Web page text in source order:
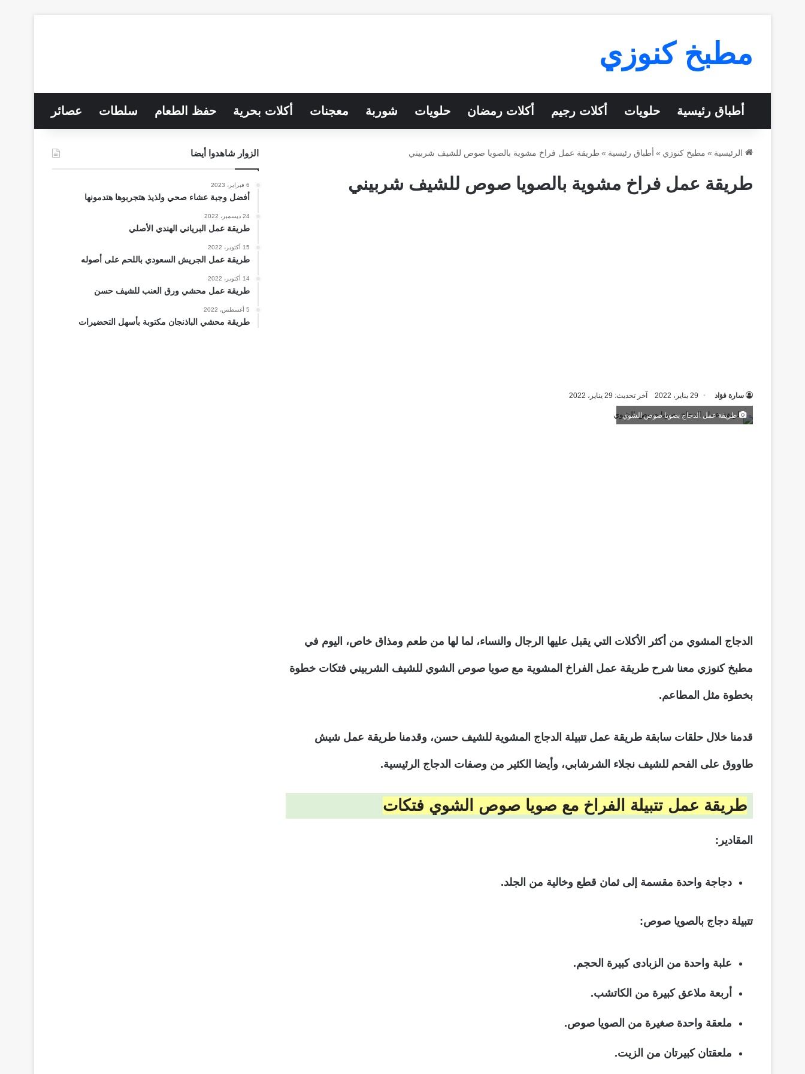
مطبخ كنوزي
أطباق رئيسية حلويات أكلات رجيم أكلات رمضان حلويات شوربة معجنات أكلات بحرية حفظ الطعام سلطات عصائر
الرئيسية » مطبخ كنوزي » أطباق رئيسية »طريقة عمل فراخ مشوية بالصويا صوص للشيف شربيني
طريقة عمل فراخ مشوية بالصويا صوص للشيف شربيني
سارة فؤاد 29 يناير، 2022 آخر تحديث: 29 يناير، 2022
طريقة عمل الدجاج بصويا صوص الشوي
الدجاج المشوي من أكثر الأكلات التي يقبل عليها الرجال والنساء، لما لها من طعم ومذاق خاص، اليوم في
مطبخ كنوزي معنا شرح طريقة عمل الفراخ المشوية مع صويا صوص الشوي للشيف الشربيني فتكات خطوة
بخطوة مثل المطاعم.
قدمنا خلال حلقات سابقة طريقة عمل تتبيلة الدجاج المشوية للشيف حسن، وقدمنا طريقة عمل شيش
طاووق على الفحم للشيف نجلاء الشرشابي، وأيضا الكثير من وصفات الدجاج الرئيسية.
طريقة عمل تتبيلة الفراخ مع صويا صوص الشوي فتكات
المقادير:
دجاجة واحدة مقسمة إلى ثمان قطع وخالية من الجلد.
تتبيلة دجاج بالصويا صوص:
علبة واحدة من الزبادى كبيرة الحجم.
أربعة ملاعق كبيرة من الكاتشب.
ملعقة واحدة صغيرة من الصويا صوص.
ملعقتان كبيرتان من الزيت.
الزوار شاهدوا أيضا
6 فبراير، 2023
أفضل وجبة عشاء صحي ولذيذ هتجربوها هتدمونها
24 ديسمبر، 2022
طريقة عمل البرياني الهندي الأصلي
15 أكتوبر، 2022
طريقة عمل الجريش السعودي باللحم على أصوله
14 أكتوبر، 2022
طريقة عمل محشي ورق العنب للشيف حسن
5 أغسطس، 2022
طريقة محشي الباذنجان مكتوبة بأسهل التحضيرات